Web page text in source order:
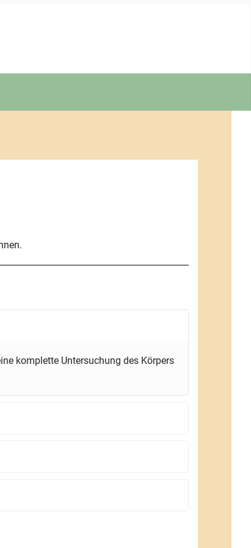
komplette Untersuchung des Körpers